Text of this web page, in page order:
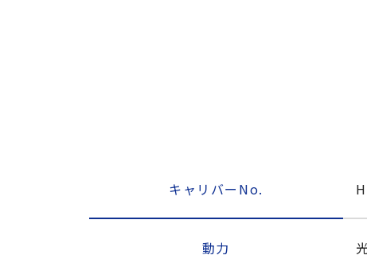
キャリバーNo.
動力